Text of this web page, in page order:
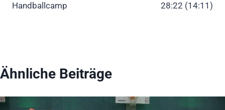
Handballcamp
28:22 (14:11)
Ähnliche Beiträge